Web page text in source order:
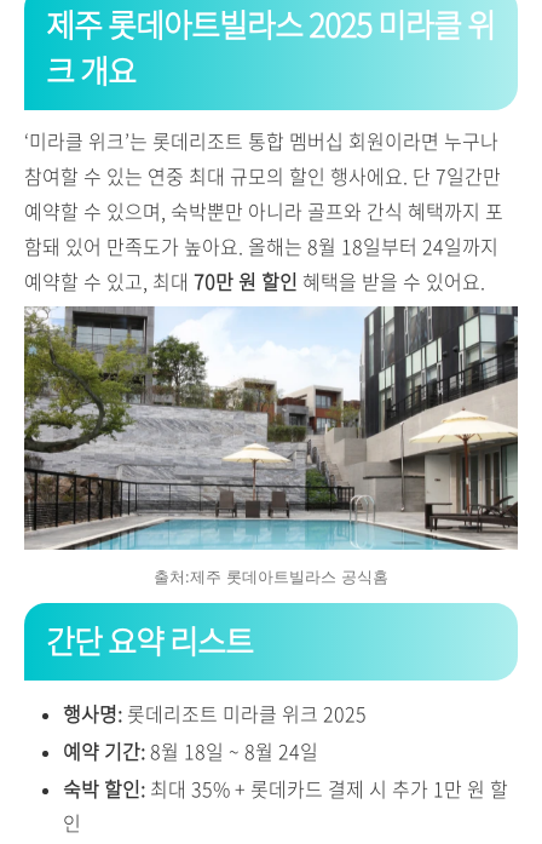
제주 롯데아트빌라스 2025 미라클 위
크 개요
‘미라클 위크’는 롯데리조트 통합 멤버십 회원이라면 누구나
참여할 수 있는 연중 최대 규모의 할인 행사에요. 단 7일간만
예약할 수 있으며, 숙박뿐만 아니라 골프와 간식 혜택까지 포
함돼 있어 만족도가 높아요. 올해는 8월 18일부터 24일까지
예약할 수 있고, 최대 70만 원 할인 혜택을 받을 수 있어요.
출처:제주 롯데아트빌라스 공식홈
간단 요약 리스트
행사명: 롯데리조트 미라클 위크 2025
예약 기간:8월 18일 ~ 8월 24일
숙박 할인: 최대 35% + 롯데카드 결제 시 추가 1만 원 할
인